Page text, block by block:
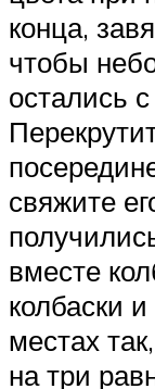
конца,
чтобы
остались
свяжите
вместе
колбаски
местах
на три